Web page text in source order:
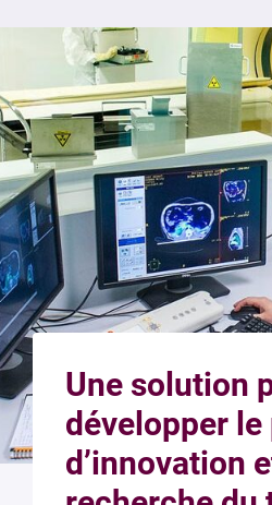
Une solution
développer le
d’innovation